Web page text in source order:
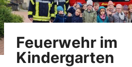
Feuerwehr im
Kindergarten